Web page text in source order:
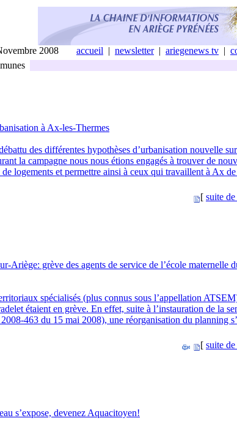
2008 accueil | newsletter| ariegenews tv |
à Ax-les-Thermes
des différentes hypothèses d’urbanisation nouvelle
la campagne nous nous étions engagés à trouver de
logements et permettre ainsi à ceux qui travaillent à Ax
[ suite
Ariège: grève des agents de service de l’école maternelle
spécialisés (plus connus sous l’appellation
étaient en grève. En effet, suite à l’instauration de la
463 du 15 mai 2008), une réorganisation du planning
[ suite
s’expose, devenez Aquacitoyen!